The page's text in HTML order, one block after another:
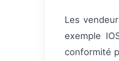
Les
exemple
conformité